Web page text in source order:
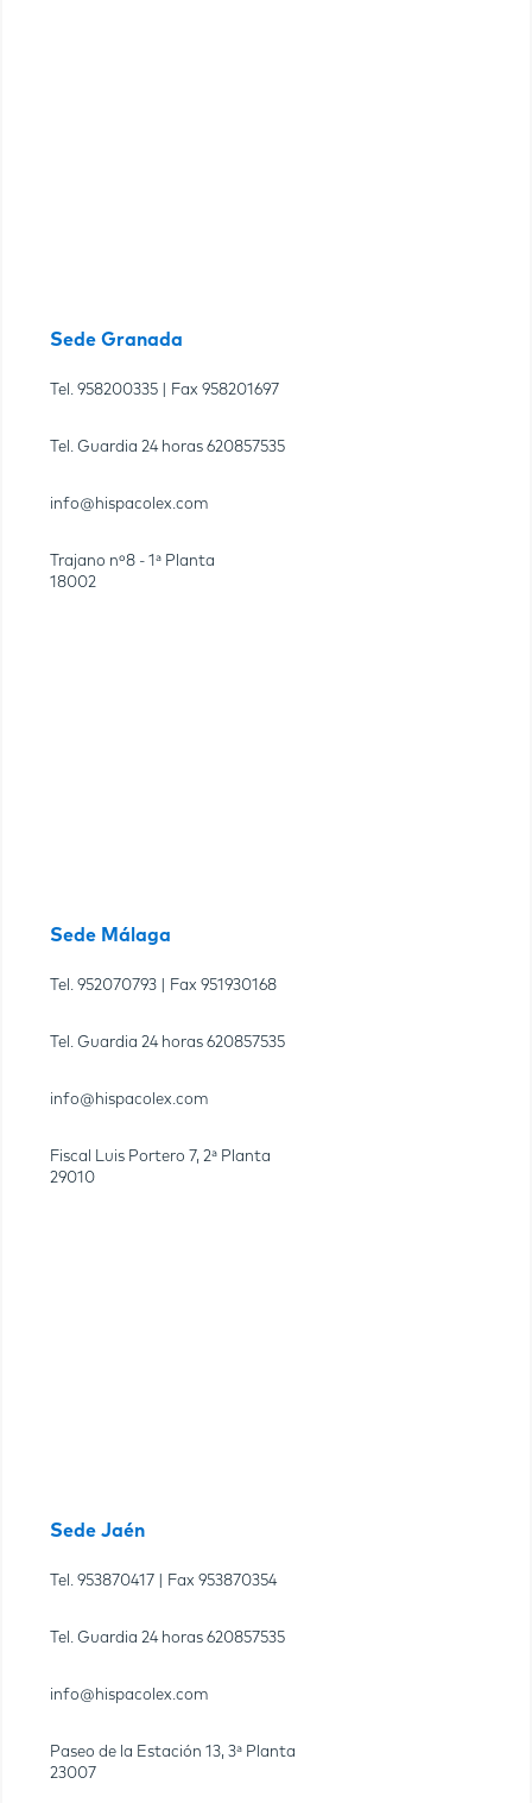
Sede Granada
Tel. 958200335 | Fax 958201697
Tel. Guardia 24 horas 620857535
info@hispacolex.com
Trajano nº8 - 1ª Planta
18002
Sede Málaga
Tel. 952070793 | Fax 951930168
Tel. Guardia 24 horas 620857535
info@hispacolex.com
Fiscal Luis Portero 7, 2ª Planta
29010
Sede Jaén
Tel. 953870417 | Fax 953870354
Tel. Guardia 24 horas 620857535
info@hispacolex.com
Paseo de la Estación 13, 3ª Planta
23007